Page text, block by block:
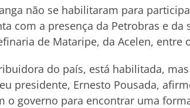
não se habilitaram para
com a presença da Petrobras e
de Mataripe, da Acelen, entre
do país, está habilitada,
presidente, Ernesto Pousada,
o governo para encontrar uma